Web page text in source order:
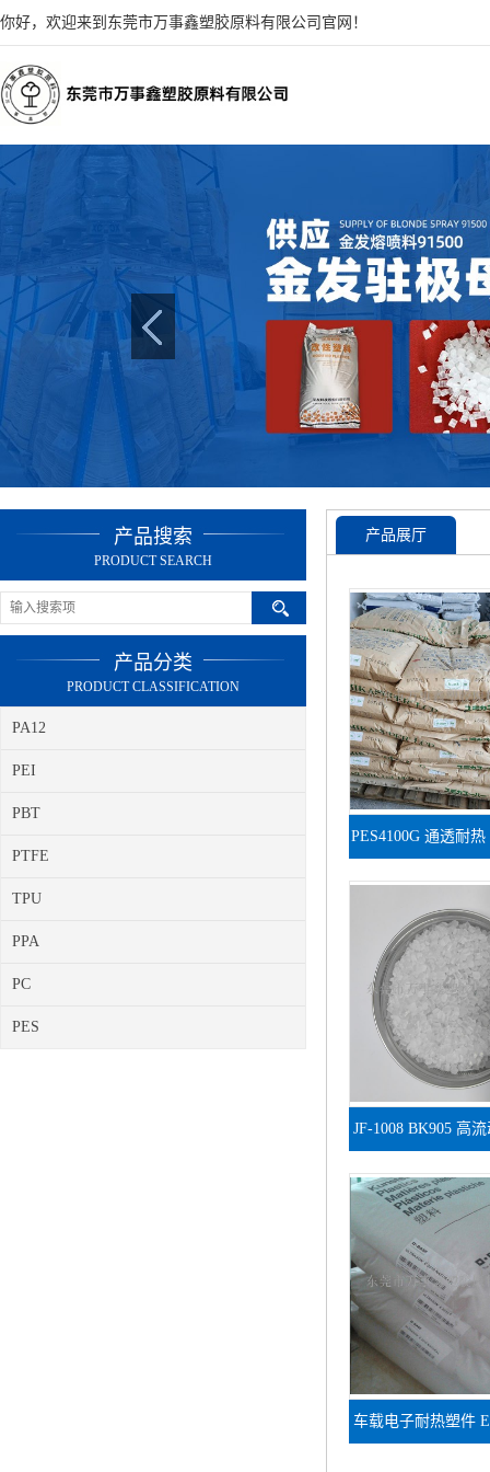
你好，欢迎来到东莞市万事鑫塑胶原料有限公司官网！
产品搜索
PRODUCT SEARCH
产品分类
PRODUCT CLASSIFICATION
PA12
PEI
PBT
PTFE
TPU
PPA
PC
PES
产品展厅
PES4100G 通透耐
电器绝缘
JF-1008 BK905 高
家电外壳
车载电子耐热塑件